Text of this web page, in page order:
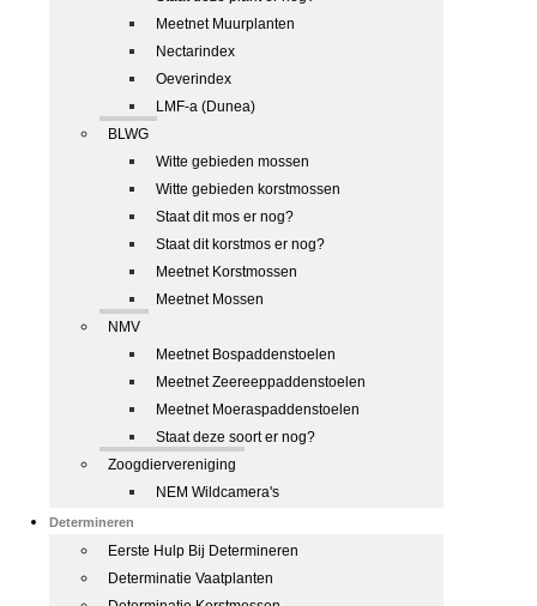
Meetnet Muurplanten
Nectarindex
Oeverindex
LMF-a (Dunea)
BLWG
Witte gebieden mossen
Witte gebieden korstmossen
Staat dit mos er nog?
Staat dit korstmos er nog?
Meetnet Korstmossen
Meetnet Mossen
NMV
Meetnet Bospaddenstoelen
Meetnet Zeereeppaddenstoelen
Meetnet Moeraspaddenstoelen
Staat deze soort er nog?
Zoogdiervereniging
NEM Wildcamera's
Determineren
Eerste Hulp Bij Determineren
Determinatie Vaatplanten